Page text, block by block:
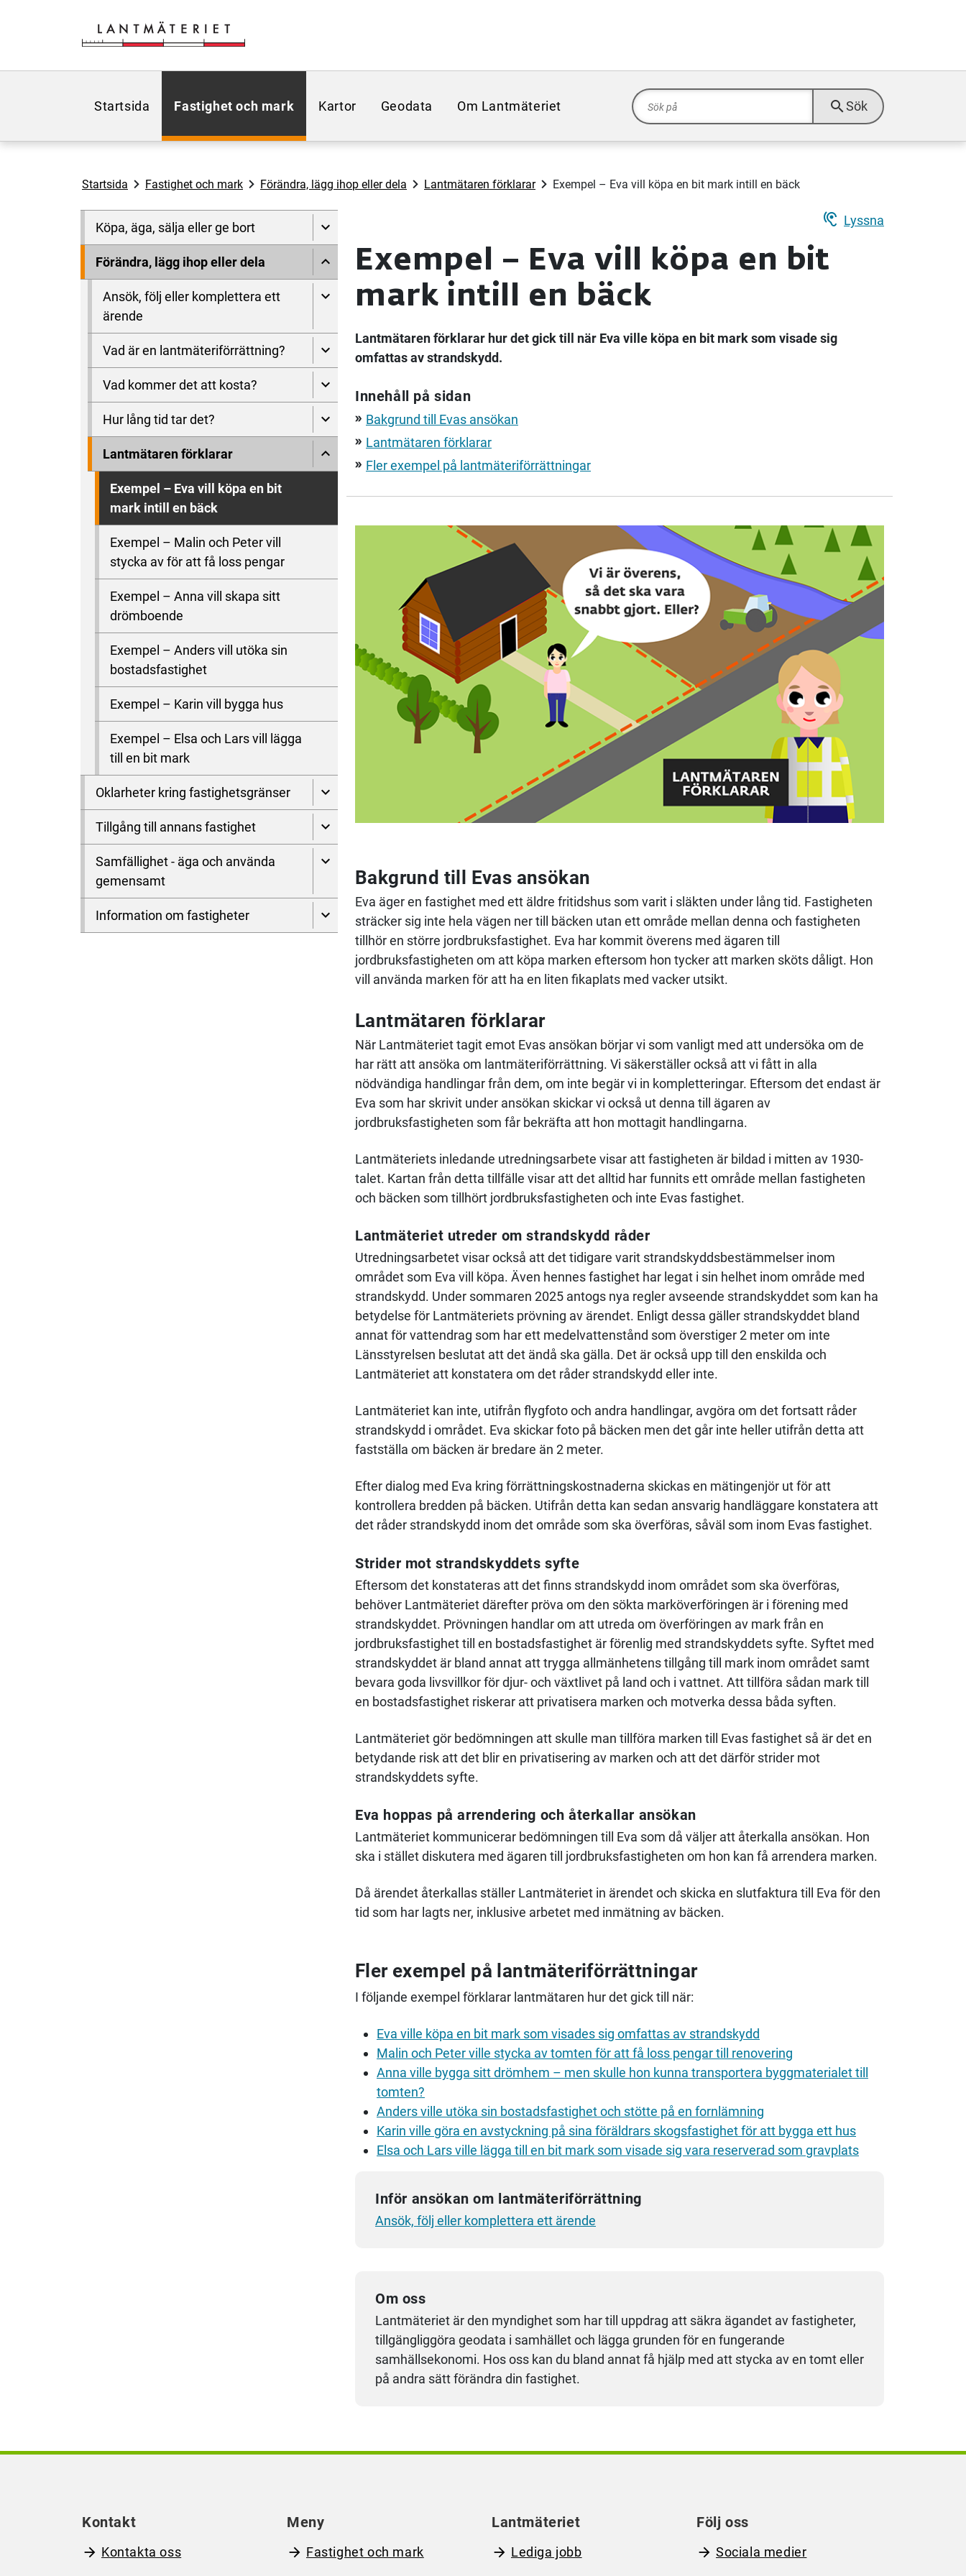
Startsida Fastighet och mark Kartor Geodata Om Lantmäteriet search Sök
Startsida Fastighet och mark Förändra, lägg ihop eller dela Lantmätaren förklarar Exempel – Eva vill köpa en bit mark intill en bäck
Köpa, äga, sälja eller ge bort
Förändra, lägg ihop eller dela
Ansök, följ eller komplettera ett
ärende
Vad är en lantmäteriförrättning?
Vad kommer det att kosta?
Hur lång tid tar det?
Lantmätaren förklarar
Exempel – Eva vill köpa en bit
mark intill en bäck
Exempel – Malin och Peter vill
stycka av för att få loss pengar
Exempel – Anna vill skapa sitt
drömboende
Exempel – Anders vill utöka sin
bostadsfastighet
Exempel – Karin vill bygga hus
Exempel – Elsa och Lars vill lägga
till en bit mark
Oklarheter kring fastighetsgränser
Tillgång till annans fastighet
Samfällighet - äga och använda
gemensamt
Information om fastigheter
hearing Lyssna
Exempel – Eva vill köpa en bit
mark intill en bäck
Lantmätaren förklarar hur det gick till när Eva ville köpa en bit mark som visade sig
omfattas av strandskydd.
Innehåll på sidan
double_arrow Bakgrund till Evas ansökan
double_arrow Lantmätaren förklarar
double_arrow Fler exempel på lantmäteriförrättningar
Bakgrund till Evas ansökan
Eva äger en fastighet med ett äldre fritidshus som varit i släkten under lång tid. Fastigheten
sträcker sig inte hela vägen ner till bäcken utan ett område mellan denna och fastigheten
tillhör en större jordbruksfastighet. Eva har kommit överens med ägaren till
jordbruksfastigheten om att köpa marken eftersom hon tycker att marken sköts dåligt. Hon
vill använda marken för att ha en liten fikaplats med vacker utsikt.
Lantmätaren förklarar
När Lantmäteriet tagit emot Evas ansökan börjar vi som vanligt med att undersöka om de
har rätt att ansöka om lantmäteriförrättning. Vi säkerställer också att vi fått in alla
nödvändiga handlingar från dem, om inte begär vi in kompletteringar. Eftersom det endast är
Eva som har skrivit under ansökan skickar vi också ut denna till ägaren av
jordbruksfastigheten som får bekräfta att hon mottagit handlingarna.
Lantmäteriets inledande utredningsarbete visar att fastigheten är bildad i mitten av 1930-
talet. Kartan från detta tillfälle visar att det alltid har funnits ett område mellan fastigheten
och bäcken som tillhört jordbruksfastigheten och inte Evas fastighet.
Lantmäteriet utreder om strandskydd råder
Utredningsarbetet visar också att det tidigare varit strandskyddsbestämmelser inom
området som Eva vill köpa. Även hennes fastighet har legat i sin helhet inom område med
strandskydd. Under sommaren 2025 antogs nya regler avseende strandskyddet som kan ha
betydelse för Lantmäteriets prövning av ärendet. Enligt dessa gäller strandskyddet bland
annat för vattendrag som har ett medelvattenstånd som överstiger 2 meter om inte
Länsstyrelsen beslutat att det ändå ska gälla. Det är också upp till den enskilda och
Lantmäteriet att konstatera om det råder strandskydd eller inte.
Lantmäteriet kan inte, utifrån flygfoto och andra handlingar, avgöra om det fortsatt råder
strandskydd i området. Eva skickar foto på bäcken men det går inte heller utifrån detta att
fastställa om bäcken är bredare än 2 meter.
Efter dialog med Eva kring förrättningskostnaderna skickas en mätingenjör ut för att
kontrollera bredden på bäcken. Utifrån detta kan sedan ansvarig handläggare konstatera att
det råder strandskydd inom det område som ska överföras, såväl som inom Evas fastighet.
Strider mot strandskyddets syfte
Eftersom det konstateras att det finns strandskydd inom området som ska överföras,
behöver Lantmäteriet därefter pröva om den sökta marköverföringen är i förening med
strandskyddet. Prövningen handlar om att utreda om överföringen av mark från en
jordbruksfastighet till en bostadsfastighet är förenlig med strandskyddets syfte. Syftet med
strandskyddet är bland annat att trygga allmänhetens tillgång till mark inom området samt
bevara goda livsvillkor för djur- och växtlivet på land och i vattnet. Att tillföra sådan mark till
en bostadsfastighet riskerar att privatisera marken och motverka dessa båda syften.
Lantmäteriet gör bedömningen att skulle man tillföra marken till Evas fastighet så är det en
betydande risk att det blir en privatisering av marken och att det därför strider mot
strandskyddets syfte.
Eva hoppas på arrendering och återkallar ansökan
Lantmäteriet kommunicerar bedömningen till Eva som då väljer att återkalla ansökan. Hon
ska i stället diskutera med ägaren till jordbruksfastigheten om hon kan få arrendera marken.
Då ärendet återkallas ställer Lantmäteriet in ärendet och skicka en slutfaktura till Eva för den
tid som har lagts ner, inklusive arbetet med inmätning av bäcken.
Fler exempel på lantmäteriförrättningar
I följande exempel förklarar lantmätaren hur det gick till när:
Eva ville köpa en bit mark som visades sig omfattas av strandskydd
Malin och Peter ville stycka av tomten för att få loss pengar till renovering
Anna ville bygga sitt drömhem – men skulle hon kunna transportera byggmaterialet till
tomten?
Anders ville utöka sin bostadsfastighet och stötte på en fornlämning
Karin ville göra en avstyckning på sina föräldrars skogsfastighet för att bygga ett hus
Elsa och Lars ville lägga till en bit mark som visade sig vara reserverad som gravplats
Inför ansökan om lantmäteriförrättning
Ansök, följ eller komplettera ett ärende
Om oss
Lantmäteriet är den myndighet som har till uppdrag att säkra ägandet av fastigheter,
tillgängliggöra geodata i samhället och lägga grunden för en fungerande
samhällsekonomi. Hos oss kan du bland annat få hjälp med att stycka av en tomt eller
på andra sätt förändra din fastighet.
Kontakt
Kontakta oss
Meny
Fastighet och mark
Lantmäteriet
Lediga jobb
Följ oss
Sociala medier